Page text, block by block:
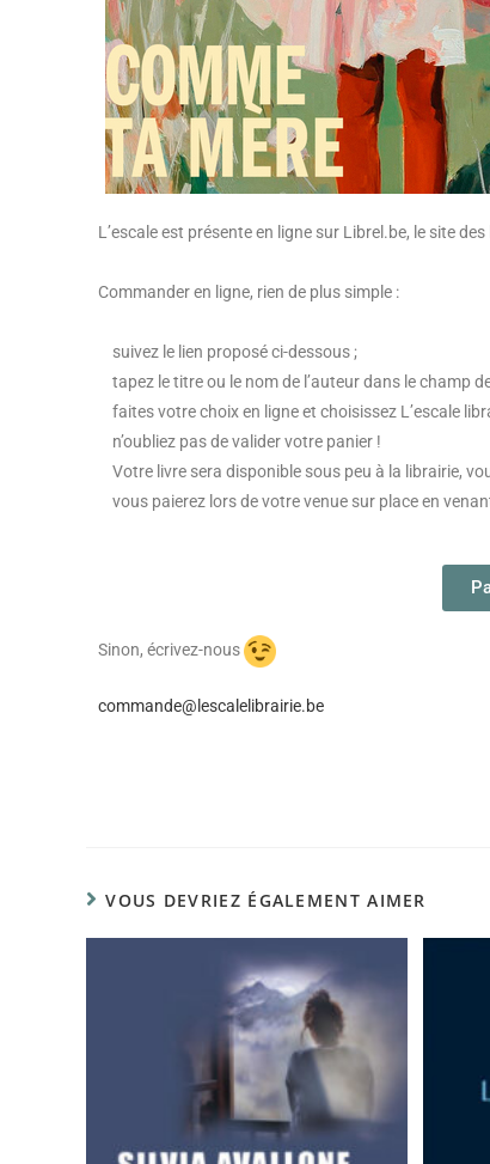
L’escale est présente en ligne sur Librel.be, le site
Commander en ligne, rien de plus simple :
suivez le lien proposé ci-dessous ;
tapez le titre ou le nom de l’auteur dans le champ
faites votre choix en ligne et choisissez L’escale
n’oubliez pas de valider votre panier !
Votre livre sera disponible sous peu à la librairie,
vous paierez lors de votre venue sur place en
Sinon, écrivez-nous
commande@lescalelibrairie.be
VOUS DEVRIEZ ÉGALEMENT AIMER